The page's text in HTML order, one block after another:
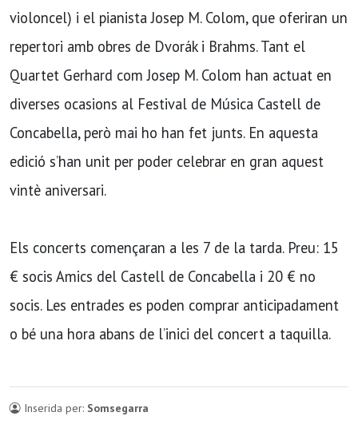
violoncel) i el pianista Josep M. Colom, que oferiran un
repertori amb obres de Dvorák i Brahms. Tant el
Quartet Gerhard com Josep M. Colom han actuat en
diverses ocasions al Festival de Música Castell de
Concabella, però mai ho han fet junts. En aquesta
edició s’han unit per poder celebrar en gran aquest
vintè aniversari.
Els concerts començaran a les 7 de la tarda. Preu: 15
€ socis Amics del Castell de Concabella i 20 € no
socis. Les entrades es poden comprar anticipadament
o bé una hora abans de l’inici del concert a taquilla.
Inserida per: Somsegarra